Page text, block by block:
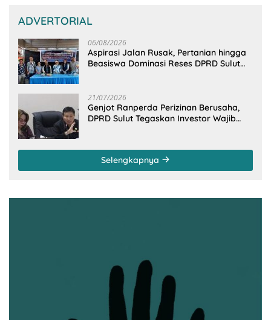
ADVERTORIAL
06/08/2026
Aspirasi Jalan Rusak, Pertanian hingga
Beasiswa Dominasi Reses DPRD Sulut
21/07/2026
Genjot Ranperda Perizinan Berusaha,
DPRD Sulut Tegaskan Investor Wajib
Selengkapnya